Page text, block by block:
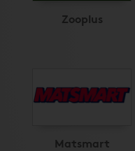
Zooplus
Matsmart